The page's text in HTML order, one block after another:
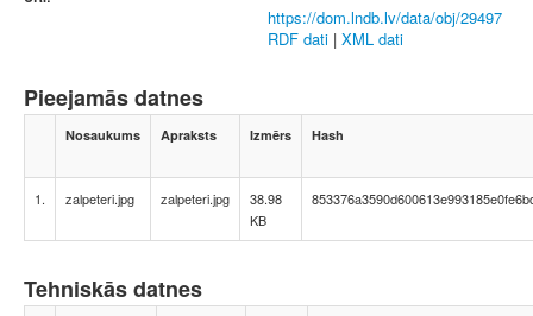
https://dom.lndb.lv/data/obj/29497
RDF dati | XML dati
Pieejamās datnes
Nosaukums Apraksts Izmērs Hash
1. zalpeteri.jpg zalpeteri.jpg
38.98
KB
Tehniskās datnes